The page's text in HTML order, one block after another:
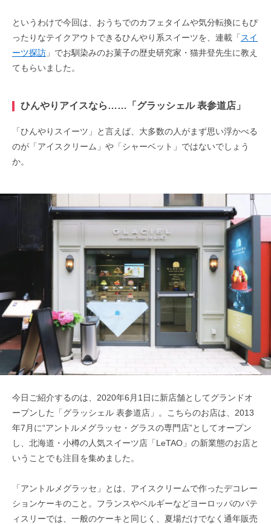
というわけで今回は、おうちでのカフェタイムや気分転換にもぴ
ったりなテイクアウトできるひんやり系スイーツを、連載「 スイ
ーツ探訪 」でお馴染みのお菓子の歴史研究家・猫井登先生に教え
てもらいました。
ひんやりアイスなら……「 グラッシェル 表参道店 」
「ひんやりスイーツ」と言えば、大多数の人がまず思い浮かべる
のが「アイスクリーム」や「シャーベット」ではないでしょう
か。
今日ご紹介するのは、2020年6月1日に新店舗としてグランドオ
ープンした「グラッシェル 表参道店」。こちらのお店は、2013
年7月に“アントルメグラッセ・グラスの専門店”としてオープン
し、北海道・小樽の人気スイーツ店「LeTAO」の新業態のお店と
いうことでも注目を集めました。
「アントルメグラッセ」とは、アイスクリームで作ったデコレー
ションケーキのこと。フランスやベルギーなどヨーロッパのパテ
ィスリーでは、一般のケーキと同じく、夏場だけでなく通年販売